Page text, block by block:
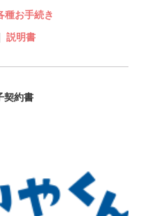
種お手続き
説明書
契約書